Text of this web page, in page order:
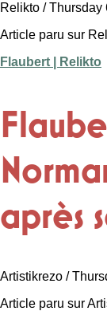
Relikto / Thursday
Article paru sur
Flaubert | Relikto
après
Artistikrezo /
Article paru sur